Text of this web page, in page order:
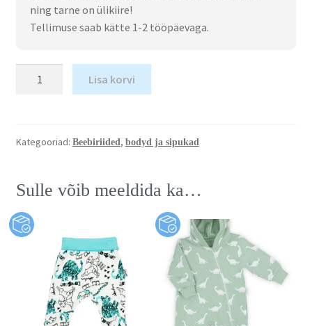
ning tarne on ülikiire!
Tellimuse saab kätte 1-2 tööpäevaga.
Lisa korvi
Kategooriad: Beebiriided, bodyd ja sipukad
Sulle võib meeldida ka…